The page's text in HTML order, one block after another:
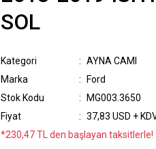
SOL
Kategori
AYNA CAMI
Marka
Ford
Stok Kodu
MG003.3650
Fiyat
37,83 USD +
*230,47 TL den başlayan taksitlerle!